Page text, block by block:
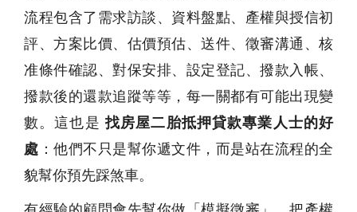
流程包含了需求訪談、資料盤點、產權與授信初
評、方案比價、估價預估、送件、徵審溝通、核
准條件確認、對保安排、設定登記、撥款入帳、
撥款後的還款追蹤等等，每一關都有可能出現變
數。這也是找房屋二胎抵押貸款專業人士的好
處 ：他們不只是幫你遞文件，而是站在流程的全
貌幫你預先踩煞車。